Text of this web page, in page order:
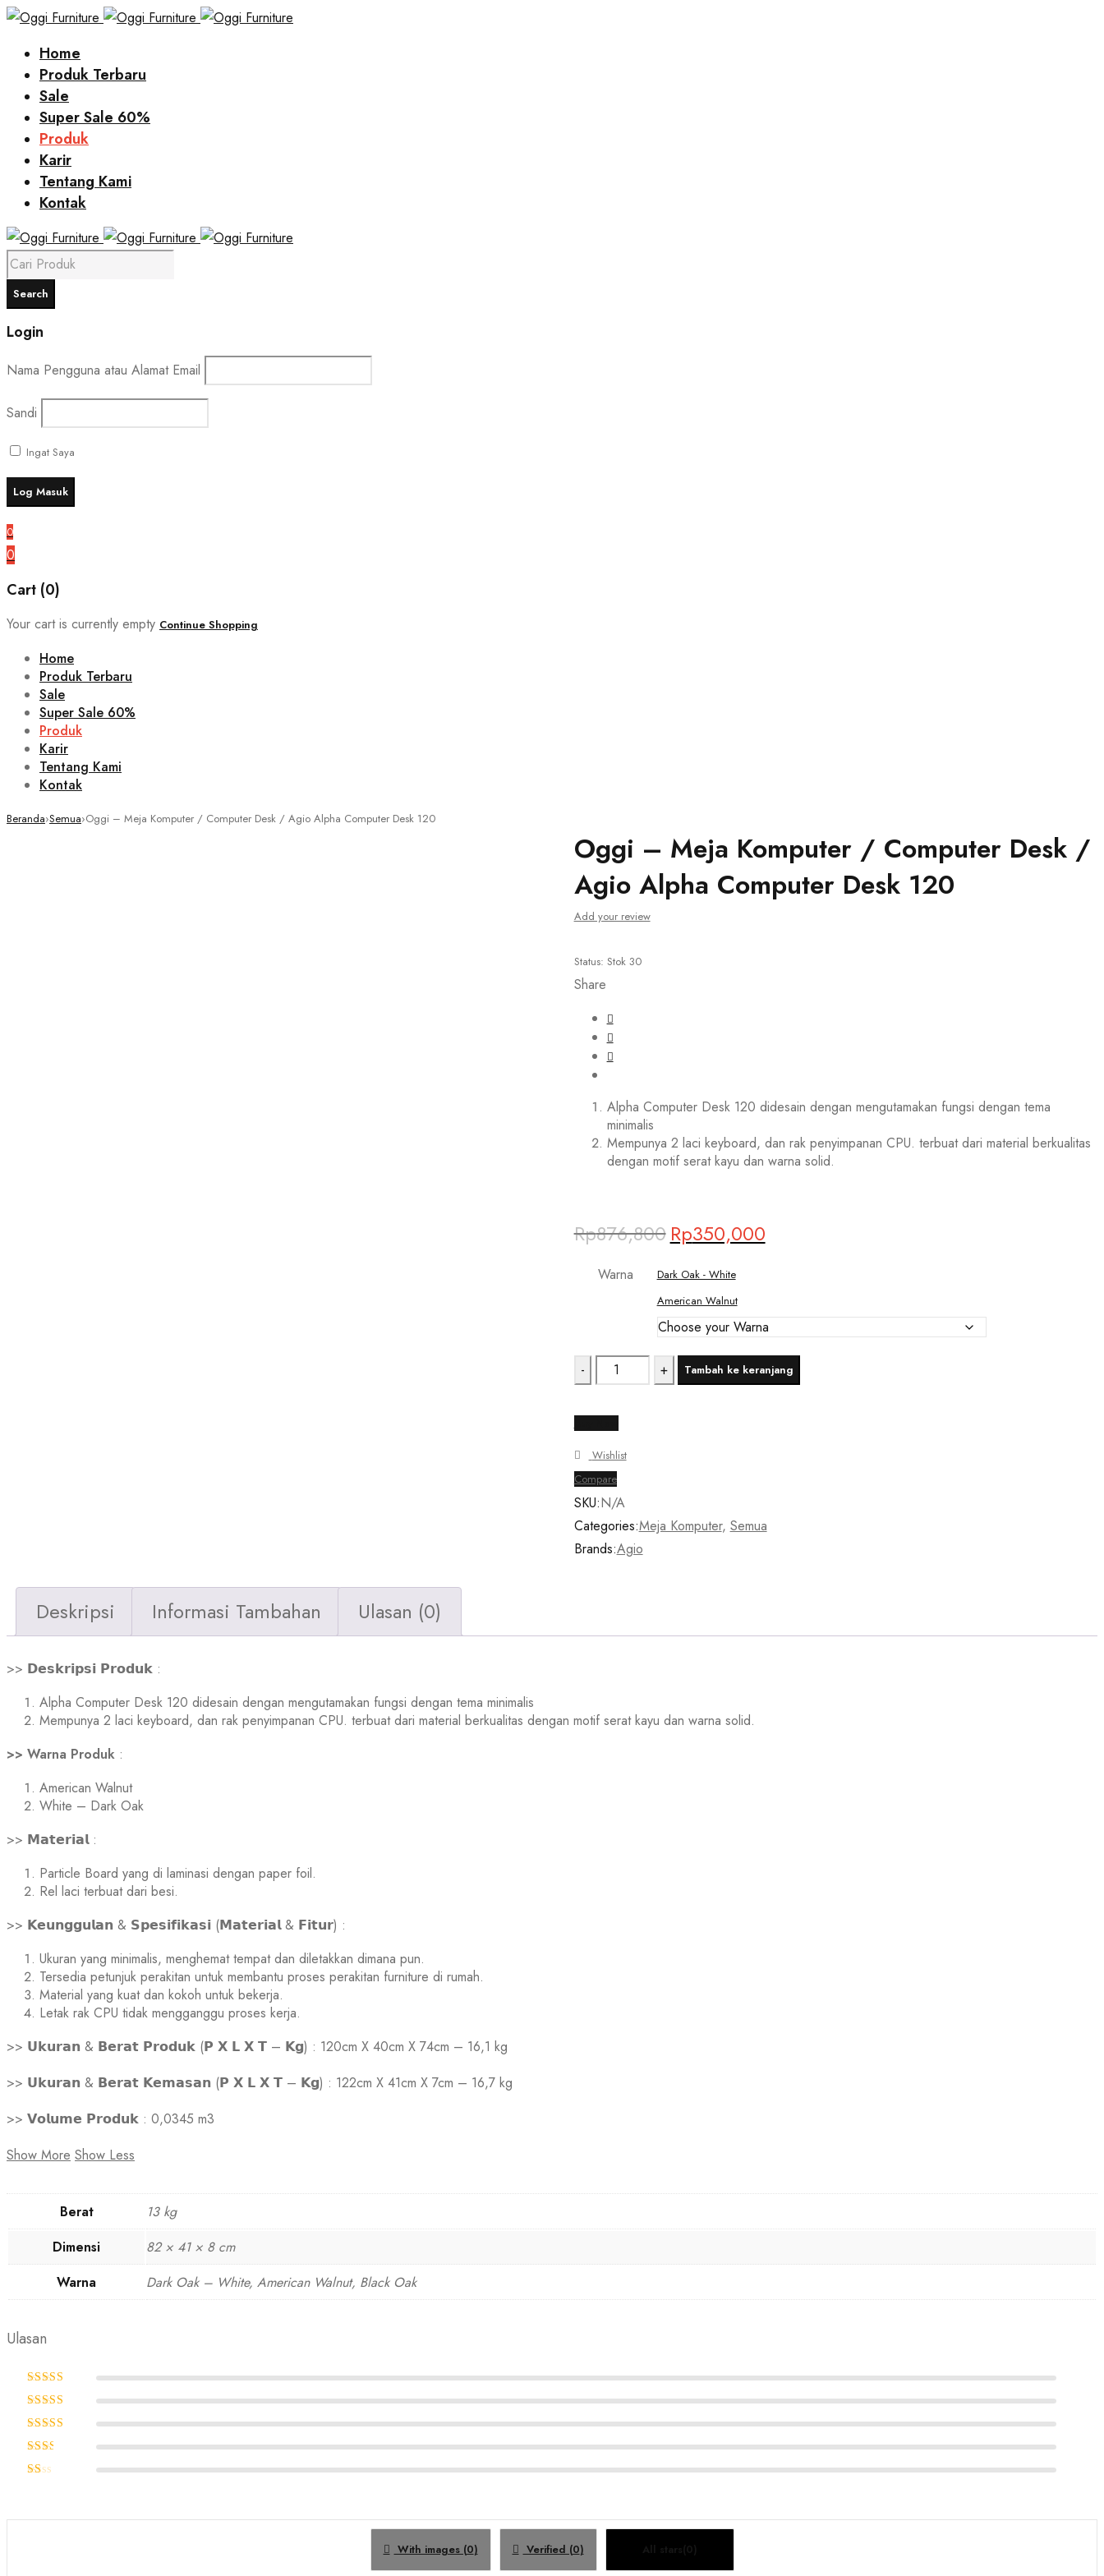
Home
Produk Terbaru
Sale
Super Sale 60%
Produk
Karir
Tentang Kami
Kontak
Login
Nama Pengguna atau Alamat Email
Sandi
Ingat Saya
0
0
Cart (0)
Your cart is currently empty Continue Shopping
Home
Produk Terbaru
Sale
Super Sale 60%
Produk
Karir
Tentang Kami
Kontak
Beranda›Semua›Oggi – Meja Komputer / Computer Desk / Agio Alpha Computer Desk 120
Oggi – Meja Komputer / Computer Desk /
Agio Alpha Computer Desk 120
Add your review
Status: Stok 30
Share
Alpha Computer Desk 120 didesain dengan mengutamakan fungsi dengan tema
minimalis
Mempunya 2 laci keyboard, dan rak penyimpanan CPU. terbuat dari material berkualitas
dengan motif serat kayu dan warna solid.
Rp876,800 Harga
adalah:
Rp876,800.
Rp350,000Harga
Rp350,000.
Warna
Dark Oak - White
American Walnut
Kuantitas
Oggi
-
Meja
Komputer
/
Computer
Desk
/
Desk
Tambah ke keranjang
Wishlist
Compare
SKU:N/A
Categories:Meja Komputer, Semua
Brands:Agio
Deskripsi Informasi Tambahan Ulasan (0)
>> 𝗗𝗲𝘀𝗸𝗿𝗶𝗽𝘀𝗶 𝗣𝗿𝗼𝗱𝘂𝗸 :
Alpha Computer Desk 120 didesain dengan mengutamakan fungsi dengan tema minimalis
Mempunya 2 laci keyboard, dan rak penyimpanan CPU. terbuat dari material berkualitas dengan motif serat kayu dan warna solid.
>> Warna Produk :
American Walnut
White – Dark Oak
>> 𝗠𝗮𝘁𝗲𝗿𝗶𝗮𝗹 :
Particle Board yang di laminasi dengan paper foil.
Rel laci terbuat dari besi.
>> 𝗞𝗲𝘂𝗻𝗴𝗴𝘂𝗹𝗮𝗻 & 𝗦𝗽𝗲𝘀𝗶𝗳𝗶𝗸𝗮𝘀𝗶 (𝗠𝗮𝘁𝗲𝗿𝗶𝗮𝗹 & 𝗙𝗶𝘁𝘂𝗿) :
Ukuran yang minimalis, menghemat tempat dan diletakkan dimana pun.
Tersedia petunjuk perakitan untuk membantu proses perakitan furniture di rumah.
Material yang kuat dan kokoh untuk bekerja.
Letak rak CPU tidak mengganggu proses kerja.
>> 𝗨𝗸𝘂𝗿𝗮𝗻 & 𝗕𝗲𝗿𝗮𝘁 𝗣𝗿𝗼𝗱𝘂𝗸 (𝗣 𝗫 𝗟 𝗫 𝗧 – 𝗞𝗴) : 120cm X 40cm X 74cm – 16,1 kg
>> 𝗨𝗸𝘂𝗿𝗮𝗻 & 𝗕𝗲𝗿𝗮𝘁 𝗞𝗲𝗺𝗮𝘀𝗮𝗻 (𝗣 𝗫 𝗟 𝗫 𝗧 – 𝗞𝗴) : 122cm X 41cm X 7cm – 16,7 kg
>> 𝗩𝗼𝗹𝘂𝗺𝗲 𝗣𝗿𝗼𝗱𝘂𝗸 : 0,0345 m3
Show More Show Less
Berat
13 kg
Dimensi
82 × 41 × 8 cm
Warna
Dark Oak – White, American Walnut, Black Oak
Ulasan
Dinilai
5
Dinilai
dari 5
Dinilai
3dari 5
Dinilai
2
5
With images (0) Verified (0)